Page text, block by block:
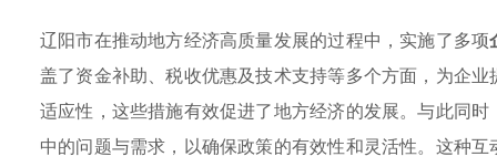
辽阳市在推动地方经济高质量发展的过程中，实施了多项
盖了资金补助、税收优惠及技术支持等多个方面，为企
适应性，这些措施有效促进了地方经济的发展。与此同
中的问题与需求，以确保政策的有效性和灵活性。这种